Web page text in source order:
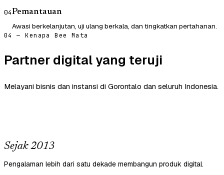
04Pemantauan
Awasi berkelanjutan, uji ulang berkala, dan tingkatkan pertahanan.
04 — Kenapa Bee Mata
Partner digital yang teruji
Melayani bisnis dan instansi di Gorontalo dan seluruh Indonesia.
Sejak 2013
Pengalaman lebih dari satu dekade membangun produk digital.